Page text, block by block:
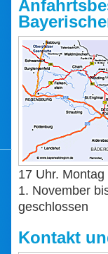
17 Uhr.
1. November
geschlossen
Kontakt